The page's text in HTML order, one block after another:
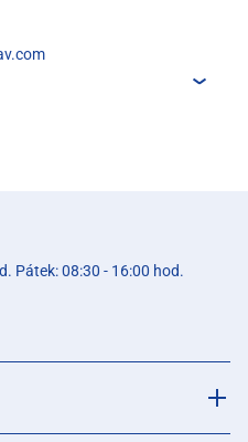
Pátek: 08:30 - 16:00 hod.